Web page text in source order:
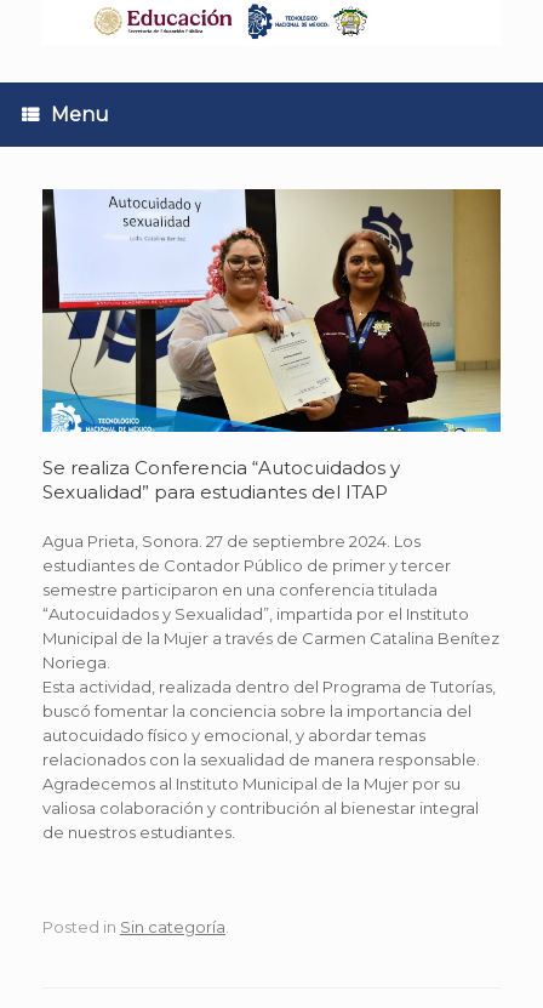
Menu
Se realiza Conferencia “Autocuidados y
Sexualidad” para estudiantes del ITAP
Agua Prieta, Sonora. 27 de septiembre 2024. Los
estudiantes de Contador Público de primer y tercer
semestre participaron en una conferencia titulada
“Autocuidados y Sexualidad”, impartida por el Instituto
Municipal de la Mujer a través de Carmen Catalina Benítez
Noriega.
Esta actividad, realizada dentro del Programa de Tutorías,
buscó fomentar la conciencia sobre la importancia del
autocuidado físico y emocional, y abordar temas
relacionados con la sexualidad de manera responsable.
Agradecemos al Instituto Municipal de la Mujer por su
valiosa colaboración y contribución al bienestar integral
de nuestros estudiantes.
Posted in Sin categoría.